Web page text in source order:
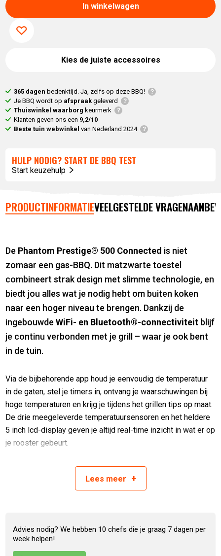
In winkelwagen
Kies de juiste accessoires
365 dagen bedenktijd. Ja, zelfs op deze BBQ!
Je BBQ wordt op afspraak geleverd
Thuiswinkel waarborg keurmerk
Klanten geven ons een 9,2/10
Beste tuin webwinkel van Nederland 2024
HULP NODIG? START DE BBQ TEST
Start keuzehulp
PRODUCTINFORMATIEVEELGESTELDE VRAGEN
De Phantom Prestige® 500 Connected is niet
zomaar een gas-BBQ. Dit matzwarte toestel
combineert strak design met slimme technologie, en
biedt jou alles wat je nodig hebt om buiten koken
naar een hoger niveau te brengen. Dankzij de
ingebouwdeWiFi- en Bluetooth®-connectiviteit blijf
je continu verbonden met je grill – waar je ook bent
in de tuin.
Via de bijbehorende app houd je eenvoudig de temperatuur
in de gaten, stel je timers in, ontvang je waarschuwingen bij
hoge temperaturen en krijg je tijdens het grillen tips op maat.
De drie meegeleverde temperatuursensoren en het heldere
5 inch lcd-display geven je altijd real-time inzicht in wat er op
je rooster gebeurt.
die nagenoeg onderhoudsvrij zijn en zorgen voor een
constante hitteverdeling – perfect voor een gelijkmatige
vlees dichtschroeit of een gerecht langzaam wilt laten garen.
Lees meer +
Advies nodig? We hebben 10 chefs die je graag 7 dagen per
week helpen!